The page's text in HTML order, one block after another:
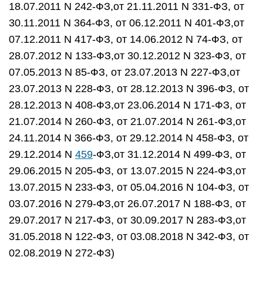
18.07.2011 N 242-ФЗ,от 21.11.2011 N 331-ФЗ, от
30.11.2011 N 364-ФЗ, от 06.12.2011 N 401-ФЗ,от
07.12.2011 N 417-ФЗ, от 14.06.2012 N 74-ФЗ, от
28.07.2012 N 133-ФЗ,от 30.12.2012 N 323-ФЗ, от
07.05.2013 N 85-ФЗ, от 23.07.2013 N 227-ФЗ,от
23.07.2013 N 228-ФЗ, от 28.12.2013 N 396-ФЗ, от
28.12.2013 N 408-ФЗ,от 23.06.2014 N 171-ФЗ, от
21.07.2014 N 260-ФЗ, от 21.07.2014 N 261-ФЗ,от
24.11.2014 N 366-ФЗ, от 29.12.2014 N 458-ФЗ, от
29.12.2014 N 459-ФЗ,от 31.12.2014 N 499-ФЗ, от
29.06.2015 N 205-ФЗ, от 13.07.2015 N 224-ФЗ,от
13.07.2015 N 233-ФЗ, от 05.04.2016 N 104-ФЗ, от
03.07.2016 N 279-ФЗ,от 26.07.2017 N 188-ФЗ, от
29.07.2017 N 217-ФЗ, от 30.09.2017 N 283-ФЗ,от
31.05.2018 N 122-ФЗ, от 03.08.2018 N 342-ФЗ, от
02.08.2019 N 272-ФЗ)